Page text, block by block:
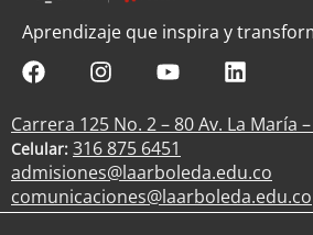
Aprendizaje que inspira y
Carrera 125 No. 2 – 80 Av. La María
Celular: 316 875 6451
admisiones@laarboleda.edu.co
comunicaciones@laarboleda.edu.co